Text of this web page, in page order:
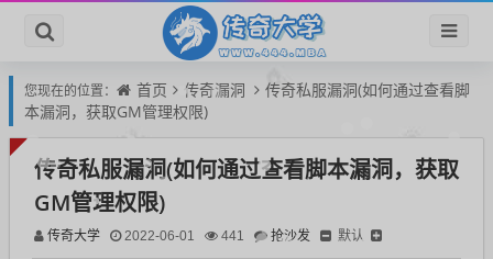
您现在的位置： 首页 传奇漏洞
传奇私服漏洞(如何通过查看脚
本漏洞，获取GM管理权限)
传奇私服漏洞(如何通过查看脚本漏洞，获取
GM管理权限)
传奇大学 2022-06-01 441 抢沙发 默认